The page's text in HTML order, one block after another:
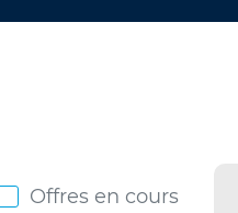
Offres en cours